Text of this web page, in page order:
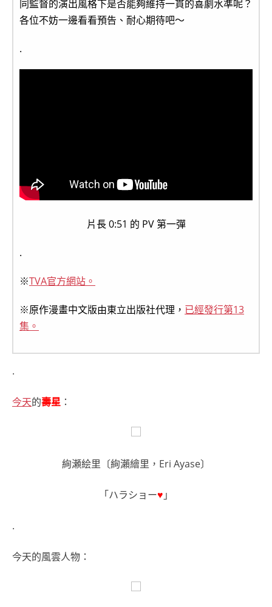
同監督的演出風格下是否能夠維持一貫的喜劇水準呢？
各位不妨一邊看看預告、耐心期待吧～
.
片長 0:51 的 PV 第一彈
.
※TVA官方網站。
※原作漫畫中文版由東立出版社代理， 已經發行第13
集。
.
今天的壽星 ：
絢瀬絵里〔絢瀨繪里，Eri Ayase〕
「ハラショー♥ 」
.
今天的風雲人物：